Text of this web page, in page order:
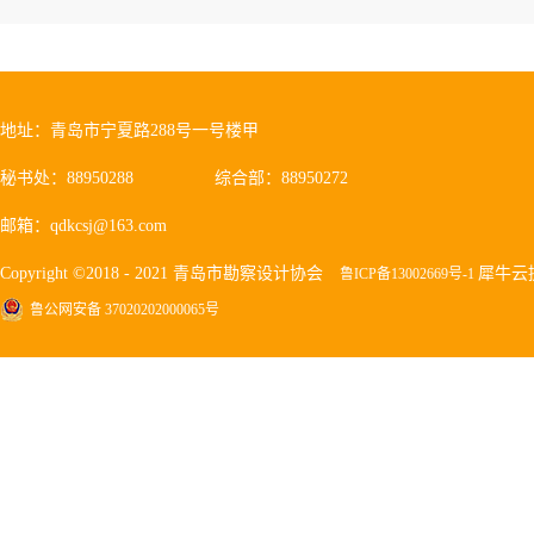
地址：青岛市宁夏路288号一号楼甲
秘书处：88950288 综合部：88950272
邮箱：qdkcsj@163.com
Copyright ©2018 - 2021 青岛市勘察设计协会 鲁ICP备13002669号-1 犀牛云
鲁公网安备 37020202000065号